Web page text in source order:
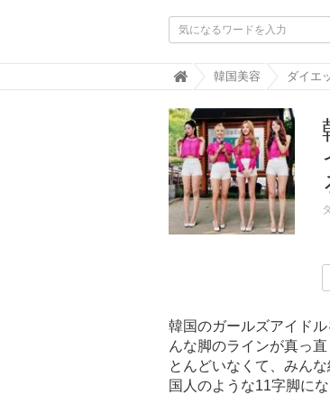
韓
国
ト
レ
ン
ド
情
報
・
韓
国
J
O
A
H
-
韓国美容 ダイエ
韓国のガールズアイド
んな脚のラインが真っ
とんどいなくて、みん
国人のような11字脚に